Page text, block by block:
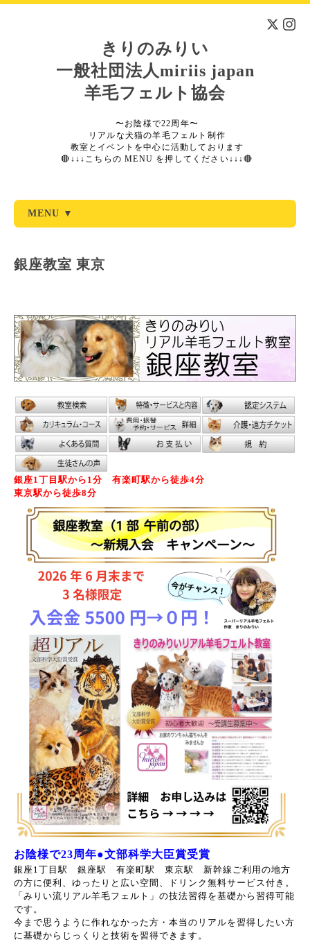
きりのみりい
一般社団法人miriis japan
羊毛フェルト協会
〜お陰様で22周年〜
リアルな犬猫の羊毛フェルト制作
教室とイベントを中心に活動しております
🔴↓↓↓こちらの MENU を押してください↓↓↓🔴
MENU ▼
銀座教室 東京
銀座1丁目駅から1分 有楽町駅から徒歩4分
東京駅から徒歩8分
お陰様で23周年●文部科学大臣賞受賞
銀座1丁目駅 銀座駅 有楽町駅 東京駅 新幹線ご利用の地方
の方に便利、ゆったりと広い空間、ドリンク無料サービス付き。
「みりい流リアル羊毛フェルト」の技法習得を基礎から習得可能
です。
今まで思うように作れなかった方・本当のリアルを習得したい方
に基礎からじっくりと技術を習得できます。